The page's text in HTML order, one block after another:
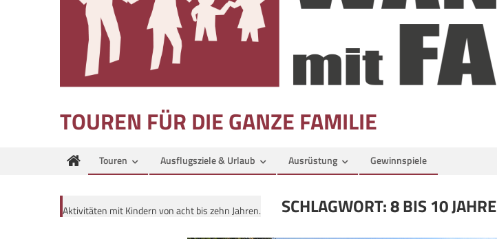
TOUREN FÜR DIE GANZE FAMILIE
Touren Ausflugsziele & Urlaub Ausrüstung Gewinnspiele
SCHLAGWORT:8 BIS 10 JAHRE
Aktivitäten mit Kindern von acht bis zehn Jahren.